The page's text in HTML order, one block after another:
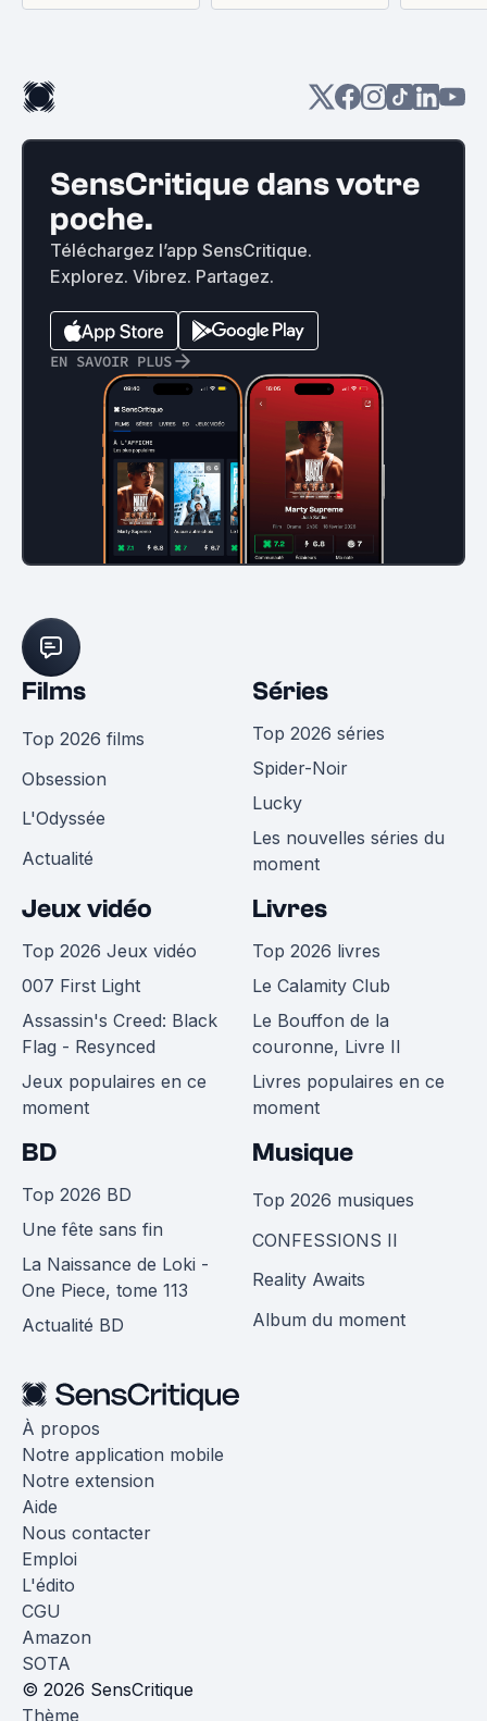
SensCritique dans votre
poche.
Téléchargez l’app SensCritique.
Explorez. Vibrez. Partagez.
EN SAVOIR PLUS
Films
Top 2026 films
Obsession
L'Odyssée
Actualité
Séries
Top 2026 séries
Spider-Noir
Lucky
Les nouvelles séries du
moment
Jeux vidéo
Top 2026 Jeux vidéo
007 First Light
Assassin's Creed: Black
Flag - Resynced
Jeux populaires en ce
moment
Livres
Top 2026 livres
Le Calamity Club
Le Bouffon de la
couronne, Livre II
Livres populaires en ce
moment
BD
Top 2026 BD
Une fête sans fin
La Naissance de Loki -
One Piece, tome 113
Actualité BD
Musique
Top 2026 musiques
CONFESSIONS II
Reality Awaits
Album du moment
À propos
Notre application mobile
Notre extension
Aide
Nous contacter
Emploi
L'édito
CGU
Amazon
SOTA
© 2026 SensCritique
Thème